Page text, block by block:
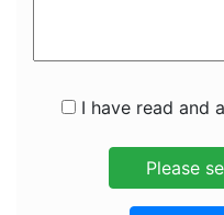
I have read and